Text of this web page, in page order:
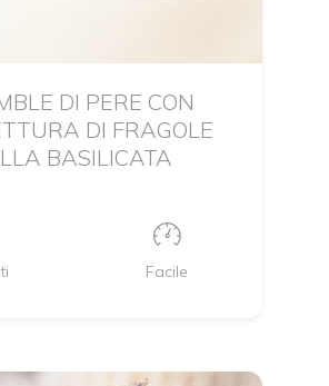
DI PERE CON
DI FRAGOLE
BASILICATA
Facile